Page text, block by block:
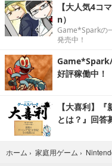
【大人気4コ
n）
Game*Sparkの
発売中！
Game*Spark/
好評稼働中！
【大喜利】
とは？』回答
ホーム › 家庭用ゲーム ›